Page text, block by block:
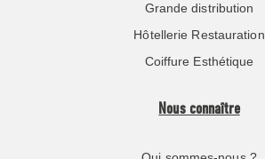
Grande distribution
Hôtellerie Restauration
Coiffure Esthétique
Nous connaître